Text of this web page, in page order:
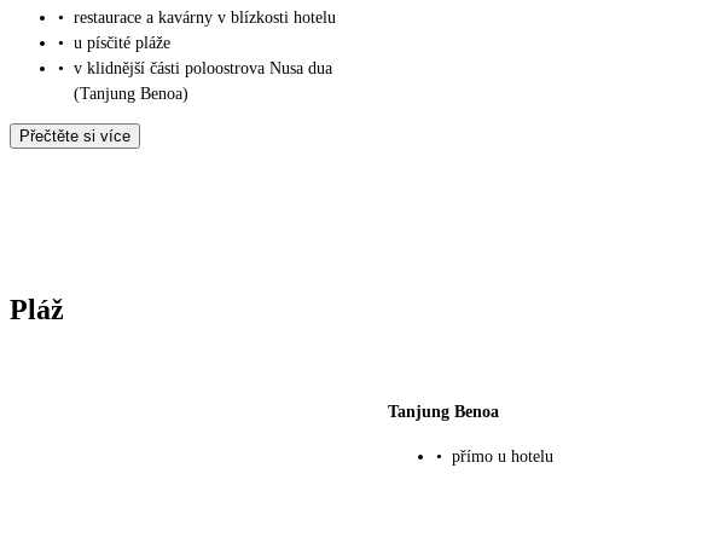
• restaurace a kavárny v blízkosti hotelu
• u písčité pláže
• v klidnější části poloostrova Nusa dua
(Tanjung Benoa)
Přečtěte si více
Pláž
Tanjung Benoa
• přímo u hotelu